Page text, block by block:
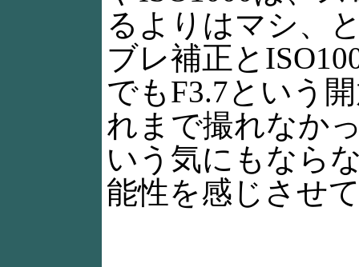
るよりはマシ、
ブレ補正と
でもF3.7という
れまで撮れなか
いう気にもなら
能性を感じさせ